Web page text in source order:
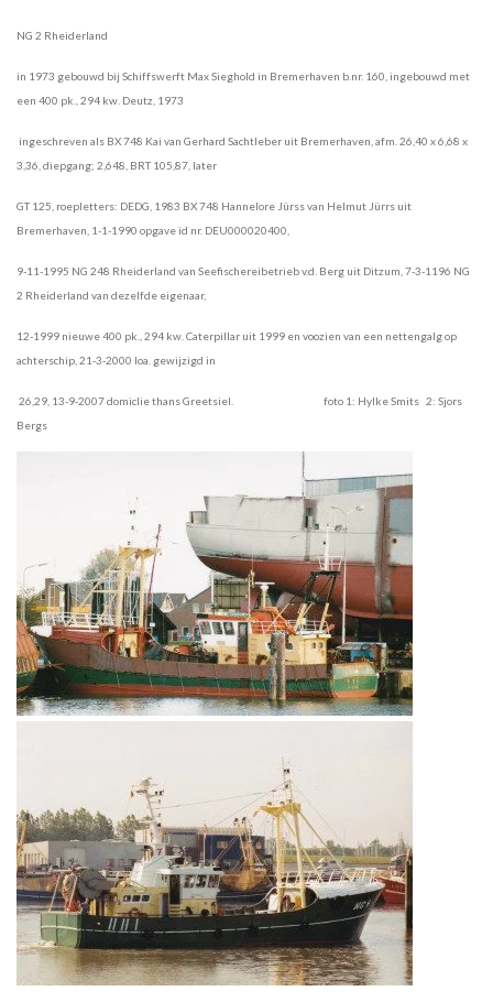
NG 2 Rheiderland
in 1973 gebouwd bij Schiffswerft Max Sieghold in Bremerhaven b.nr. 160, ingebouwd met
een 400 pk., 294 kw. Deutz, 1973
ingeschreven als BX 748 Kai van Gerhard Sachtleber uit Bremerhaven, afm. 26,40 x 6,68 x
3,36, diepgang; 2,648, BRT 105,87, later
GT 125, roepletters: DEDG, 1983 BX 748 Hannelore Jürss van Helmut Jürrs uit
Bremerhaven, 1-1-1990 opgave id nr. DEU000020400,
9-11-1995 NG 248 Rheiderland van Seefischereibetrieb v.d. Berg uit Ditzum, 7-3-1196 NG
2 Rheiderland van dezelfde eigenaar,
12-1999 nieuwe 400 pk., 294 kw. Caterpillar uit 1999 en voozien van een nettengalg op
achterschip, 21-3-2000 loa. gewijzigd in
26,29, 13-9-2007 domiclie thansGreetsiel. foto 1: Hylke Smits 2: Sjors
Bergs